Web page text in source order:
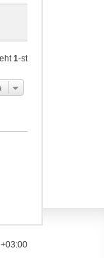
1-st